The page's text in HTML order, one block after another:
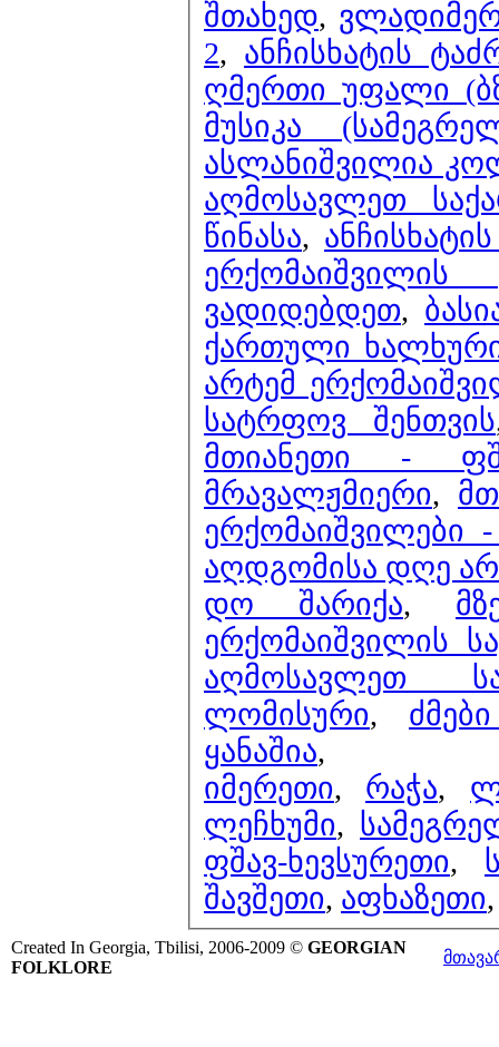
შთახედ,
2, ანჩისხატის
ღმერთი უფალი
მუსიკა
ასლანიშვილია
აღმოსავლეთ
წინასა,
ვადიდებდეთ,
ქართული
არტემ
სატრფოვ შენთვის
მთიანეთი -
მრავალჟმიერი,
ერქომაიშვილები -
აღდგომისა დღე
დო შარიქა,
ერქომაიშვილის
აღმოსავლეთ
ლომისური,
ყანაშია,
იმერეთი, რაჭა,
ლეჩხუმი,
ფშავ-ხევსურეთი,
შავშეთი, აფხაზეთი
Created In Georgia, Tbilisi, 2006-2009 © GEORGIAN
FOLKLORE